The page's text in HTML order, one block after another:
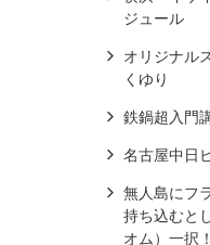
ジュール
オリジナル
くゆり
鉄鍋超入門
名古屋中日
無人島にフ
持ち込むと
オム）一択！